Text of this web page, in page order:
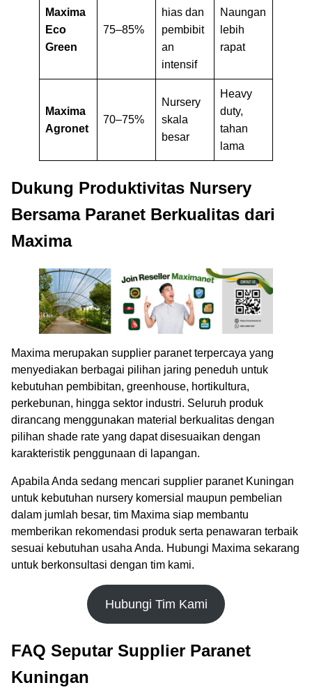
Maxima
Eco
Green
75–85%
hias dan
pembibit
an
intensif
Naungan
lebih
rapat
Maxima
Agronet
70–75%
Nursery
skala
besar
Heavy
duty,
tahan
lama
Dukung Produktivitas Nursery
Bersama Paranet Berkualitas dari
Maxima
Maxima merupakan supplier paranet terpercaya yang
menyediakan berbagai pilihan jaring peneduh untuk
kebutuhan pembibitan, greenhouse, hortikultura,
perkebunan, hingga sektor industri. Seluruh produk
dirancang menggunakan material berkualitas dengan
pilihan shade rate yang dapat disesuaikan dengan
karakteristik penggunaan di lapangan.
Apabila Anda sedang mencari supplier paranet Kuningan
untuk kebutuhan nursery komersial maupun pembelian
dalam jumlah besar, tim Maxima siap membantu
memberikan rekomendasi produk serta penawaran terbaik
sesuai kebutuhan usaha Anda. Hubungi Maxima sekarang
untuk berkonsultasi dengan tim kami.
Hubungi Tim Kami
FAQ Seputar Supplier Paranet
Kuningan